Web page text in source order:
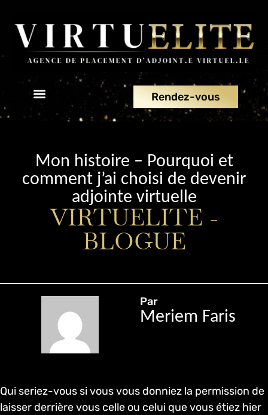
Rendez-vous
Mon histoire – Pourquoi et
comment j’ai choisi de devenir
adjointe virtuelle
VIRTUELITE -
BLOGUE
Par
Meriem Faris
Qui seriez-vous si vous vous donniez la permission de
laisser derrière vous celle ou celui que vous étiez hier